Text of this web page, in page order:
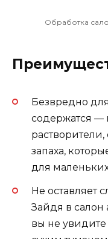
Обработка
Безвредно
содержатся —
запаха,
для
Не оставляет
Зайдя в салон
вы не увидите